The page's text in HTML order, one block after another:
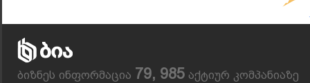
ბიზნეს ინფორმაცია 79, 985 აქტიურ კომპანიაზე